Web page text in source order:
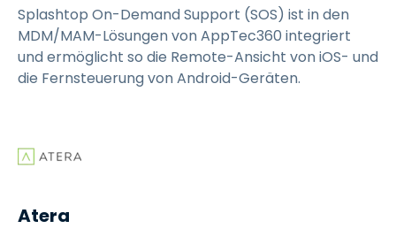
Splashtop On-Demand Support (SOS) ist in den
MDM/MAM-Lösungen von AppTec360 integriert
und ermöglicht so die Remote-Ansicht von iOS- und
die Fernsteuerung von Android-Geräten.
Atera